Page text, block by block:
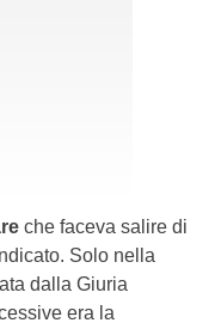
che faceva salire di
Solo nella
dalla Giuria
era la